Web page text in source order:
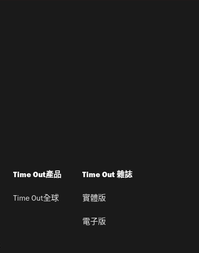
Time Out產品
Time Out全球
Time Out 雜誌
實體版
電子版